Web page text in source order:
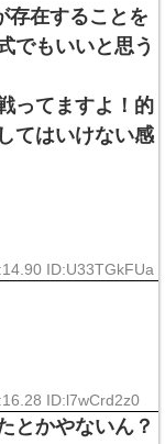
存在することを
でもいいと思う
ってますよ！的
てはいけない感
ID:U33TGkFUa
ID:l7wCrd2z0
とかやないん？